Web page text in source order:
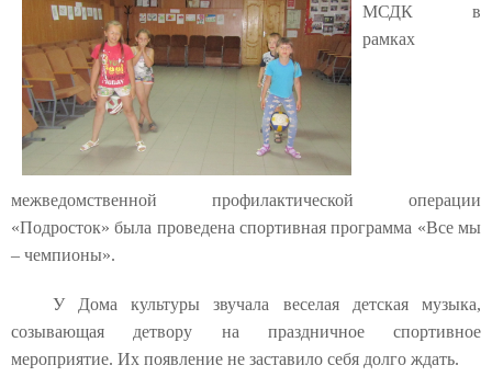
МСДК в
рамках
межведомственной профилактической операции
«Подросток» была проведена спортивная программа «Все мы
– чемпионы».
У Дома культуры звучала веселая детская музыка,
созывающая детвору на праздничное спортивное
мероприятие. Их появление не заставило себя долго ждать.